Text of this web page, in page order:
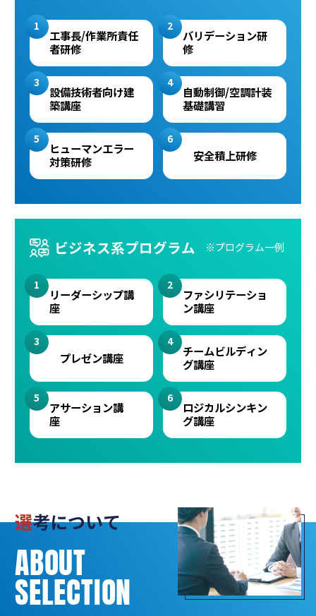
工事長/作業所責任
者研修
バリデーション研
修
設備技術者向け建
築講座
自動制御/空調計装
基礎講習
ヒューマンエラー
対策研修
安全積上研修
ビジネス系プログラム ※プログラム一例
リーダーシップ講
座
ファシリテーショ
ン講座
プレゼン講座
チームビルディン
グ講座
アサーション講
座
ロジカルシンキン
グ講座
選考について
ABOUT
SELECTION